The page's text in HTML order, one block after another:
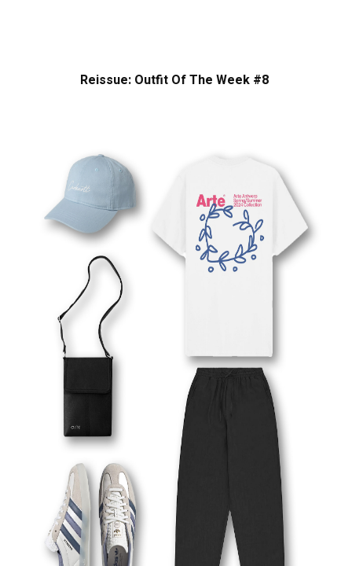
Reissue: Outfit Of The Week #8